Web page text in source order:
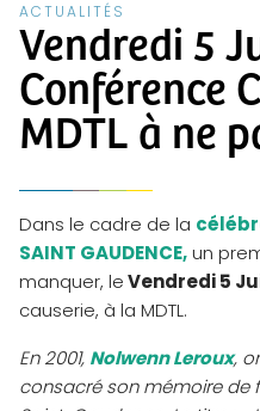
ACTUALITÉS
Vendredi 5
Conférence
MDTL à ne
Dans le cadre de la
SAINT GAUDENCE,un
manquer, leVendredi 5
causerie, à la MDTL.
En 2001, Nolwenn Leroux,
consacré son mémoire de